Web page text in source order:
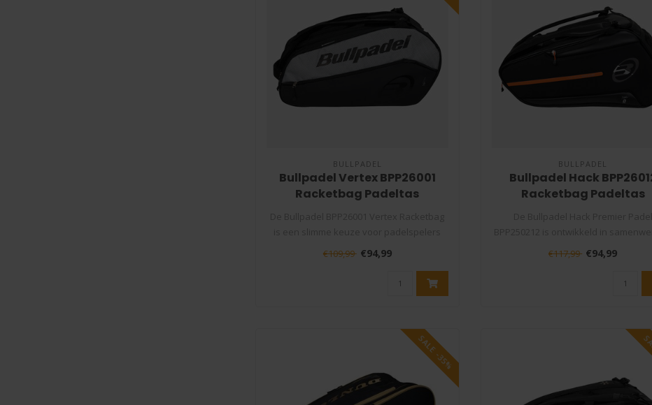
BULLPADEL
Bullpadel Vertex BPP26001
Racketbag Padeltas
die..
€109,99 €94,99
BULLPADEL
Bullpadel Hack
Racketbag Padeltas
met Paqu..
€117,99 €94,99
SALE -35%